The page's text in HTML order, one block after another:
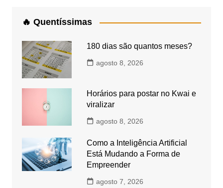
🔥 Quentíssimas
180 dias são quantos meses?
agosto 8, 2026
Horários para postar no Kwai e
viralizar
agosto 8, 2026
Como a Inteligência Artificial
Está Mudando a Forma de
Empreender
agosto 7, 2026